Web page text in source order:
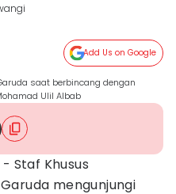
Add Us on Google
saat berbincang dengan
Ulil Albab
- Staf Khusus
mengunjungi